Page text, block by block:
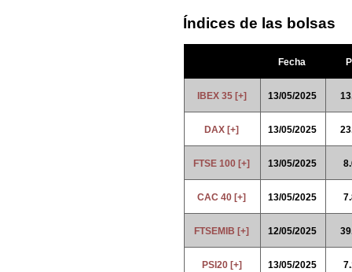
Índices de las bolsas
Fecha
IBEX 35 [+] 13/05/2025
DAX [+] 13/05/2025
FTSE 100 [+] 13/05/2025
CAC 40 [+] 13/05/2025
FTSEMIB [+] 12/05/2025
PSI20 [+] 13/05/2025